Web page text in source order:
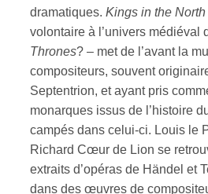
dramatiques. Kings in the North
volontaire à l’univers médiéval
Thrones? – met de l’avant la
compositeurs, souvent
Septentrion, et ayant pris
monarques issus de l’histoire
campés dans celui-ci. Louis le
Richard Cœur de Lion se
extraits d’opéras de Händel et
dans des œuvres de